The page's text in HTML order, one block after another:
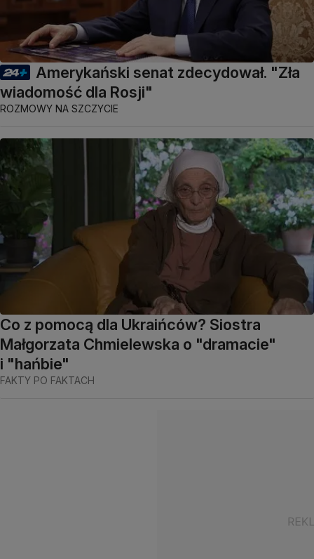
Amerykański senat zdecydował. "Zła
wiadomość dla Rosji"
ROZMOWY NA SZCZYCIE
Co z pomocą dla Ukraińców? Siostra
Małgorzata Chmielewska o "dramacie"
i "hańbie"
FAKTY PO FAKTACH